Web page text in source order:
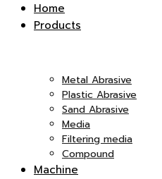
บริษัท
Co.,Ltd.
Home
Products
Metal Abrasive
Plastic Abrasive
Sand Abrasive
Media
Filtering media
Compound
Machine